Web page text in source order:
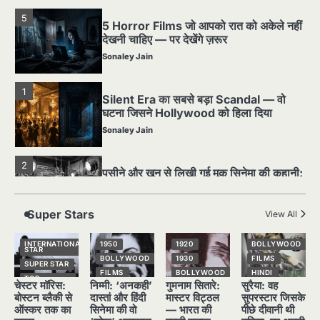
5
5 Horror Films जो आपको रात को अकेले नहीं
देखनी चाहिए — पर देखेंगे ज़रूर
Sonaley Jain
1
Silent Era का सबसे बड़ा Scandal — वो
घटना जिसने Hollywood को हिला दिया
Sonaley Jain
2
पसीने और खून से लिखी गई मूक सिनेमा की कहानी:
3
जब एक बादशाह को भीड़ में खड़ा होना पड़ा —
The Last Command (1928) Review
Sonaley Jain
4
“क्या आपने वो फ़िल्म देखी है जिसने आज़ाद कोरिया
Super Stars View All
INTERNATIONAL
STAR
SUPER STAR
TOP
STORIES
चेस्टर मॉरिस:
बोस्टन ब्लैकी से
ऑस्कर तक का
1950
BOLLYWOOD
FILMS
HINDI
NATIONAL
STAR
निम्मी: ‘अनकही’
दास्तां और हिंदी
सिनेमा की वो
1920
1930
BOLLYWOOD
HINDI
NATIONAL
STAR
गुमनाम सितारे:
मास्टर विट्ठल
— भारत की
BOLLYWOOD
FILMS
HINDI
NATIONAL
SUPER STAR
सुरैया: वह
सुपरस्टार जिसके
पीछे दीवानी थी